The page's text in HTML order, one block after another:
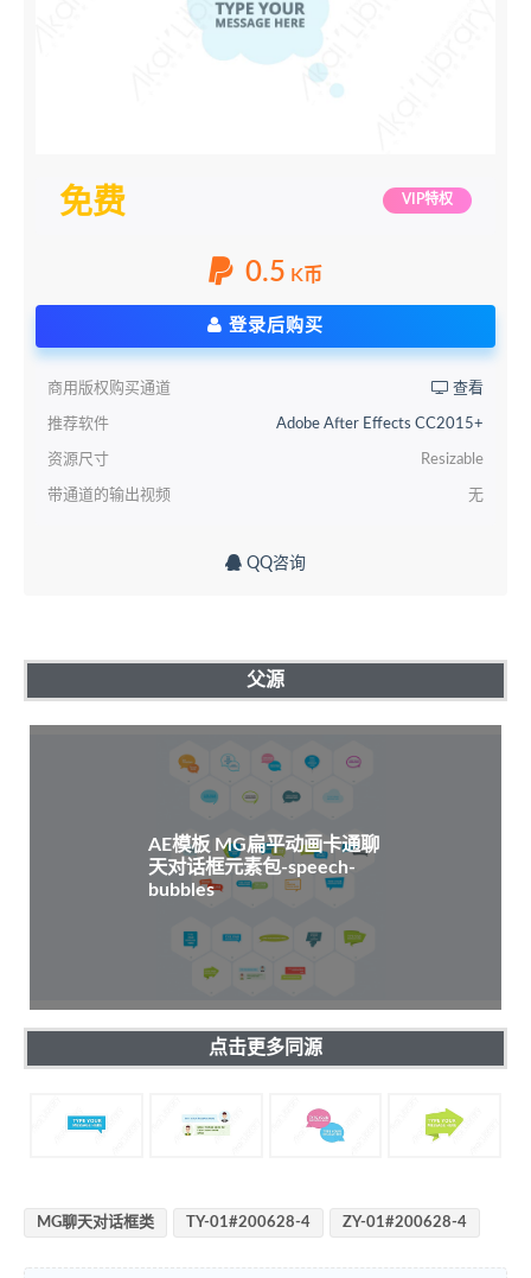
免费 VIP特权
0.5 K币
登录后购买
商用版权购买通道 查看
推荐软件 Adobe After Effects CC2015+
资源尺寸 Resizable
带通道的输出视频 无
QQ咨询
父源
AE模板 MG扁平动画卡通聊
天对话框元素包-speech-
bubbles
点击更多同源
MG聊天对话框类 TY-01#200628-4 ZY-01#200628-4